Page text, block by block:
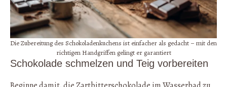
Die Zubereitung des Schokoladenkuchens ist einfacher als gedacht – mit den
richtigen Handgriffen gelingt er garantiert
Schokolade schmelzen und Teig vorbereiten